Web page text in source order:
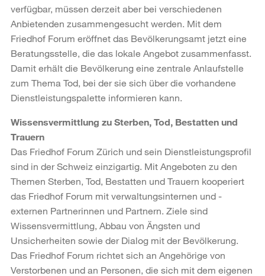
verfügbar, müssen derzeit aber bei verschiedenen
Anbietenden zusammengesucht werden. Mit dem
Friedhof Forum eröffnet das Bevölkerungsamt jetzt eine
Beratungsstelle, die das lokale Angebot zusammenfasst.
Damit erhält die Bevölkerung eine zentrale Anlaufstelle
zum Thema Tod, bei der sie sich über die vorhandene
Dienstleistungspalette informieren kann.
Wissensvermittlung zu Sterben, Tod, Bestatten und
Trauern
Das Friedhof Forum Zürich und sein Dienstleistungsprofil
sind in der Schweiz einzigartig. Mit Angeboten zu den
Themen Sterben, Tod, Bestatten und Trauern kooperiert
das Friedhof Forum mit verwaltungsinternen und -
externen Partnerinnen und Partnern. Ziele sind
Wissensvermittlung, Abbau von Ängsten und
Unsicherheiten sowie der Dialog mit der Bevölkerung.
Das Friedhof Forum richtet sich an Angehörige von
Verstorbenen und an Personen, die sich mit dem eigenen